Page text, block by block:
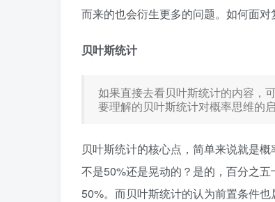
而来的也会衍生更多的问题。如何面对
贝叶斯统计
如果直接去看贝叶斯统计的内容，
要理解的贝叶斯统计对概率思维的启
贝叶斯统计的核心点，简单来说就是
不是50%还是晃动的？是的，百分之
50%。而贝叶斯统计的认为前置条件